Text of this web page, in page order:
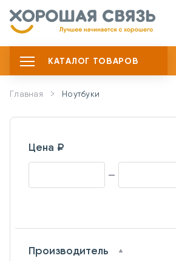
КАТАЛОГ ТОВАРОВ
Главная Ноутбуки
Цена ₽
Производитель